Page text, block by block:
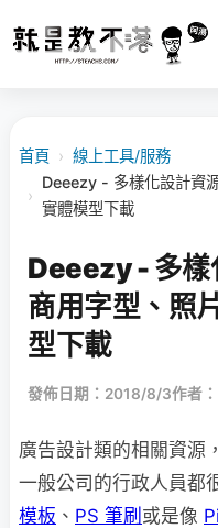
首頁 › 線上工具/服務
›
Deeezy - 多樣化設計資
實體模型下載
Deeezy - 多樣
商用字型、照
型下載
發佈日期：2018/8/3作者：
廣告設計類的相關資源
一般公司的行政人員都
模板 、 PS 筆刷 或是像